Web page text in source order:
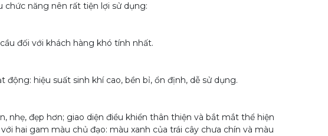
chức năng nên rất tiện lợi sử dụng:
đối với khách hàng khó tính nhất.
hiệu suất sinh khí cao, bền bỉ, ổn định, dễ sử dụng.
đẹp hơn; giao diện điều khiển thân thiện và bắt mắt thể hiện
hai gam màu chủ đạo: màu xanh của trái cây chưa chín và màu